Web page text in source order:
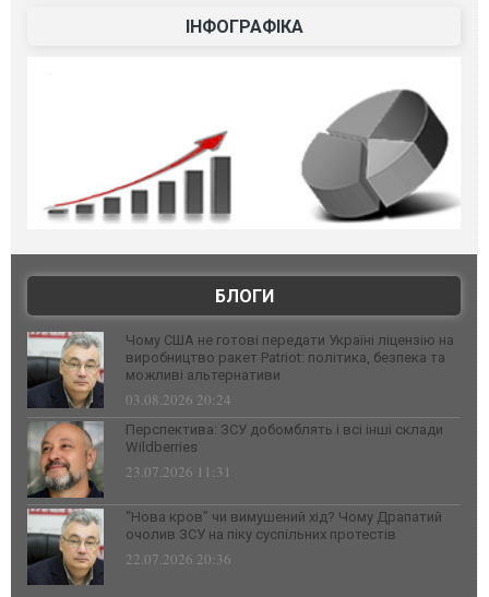
ІНФОГРАФІКА
БЛОГИ
Чому США не готові передати Україні ліцензію на
виробництво ракет Patriot: політика, безпека та
можливі альтернативи
03.08.2026 20:24
Перспектива: ЗСУ добомблять і всі інші склади
Wildberries
23.07.2026 11:31
“Нова кров” чи вимушений хід? Чому Драпатий
очолив ЗСУ на піку суспільних протестів
22.07.2026 20:36